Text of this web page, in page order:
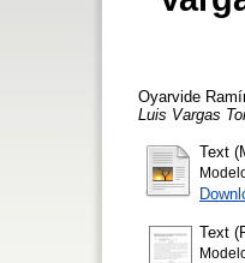
Oyarvide
Luis Vargas
Text
Text